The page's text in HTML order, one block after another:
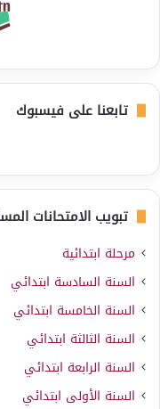
تابعنا على فيسبوك
تبويب الامتحانات
مرحلة ابتدائية
السنة السادسة ابتدائي
السنة الخامسة ابتدائي
السنة الثالثة ابتدائي
السنة الرابعة ابتدائي
السنة الأولى ابتدائي